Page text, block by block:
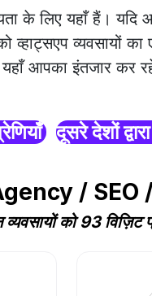
के लिए यहाँ हैं।
व्यवसायों
आपका इंतजार कर
दूसरे देशों
Agency /
को 93 विज़िट